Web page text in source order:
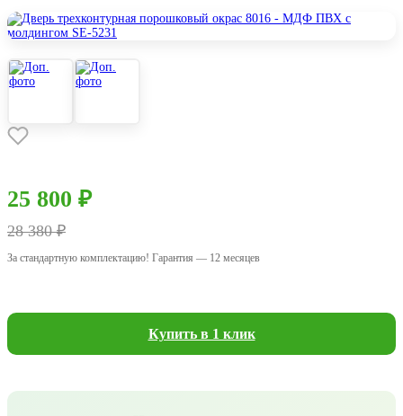
25 800 ₽
28 380 ₽
За стандартную комплектацию! Гарантия — 12 месяцев
Купить в 1 клик